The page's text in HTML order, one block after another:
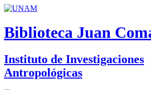
Biblioteca Juan
Instituto de Investigaciones
Antropológicas